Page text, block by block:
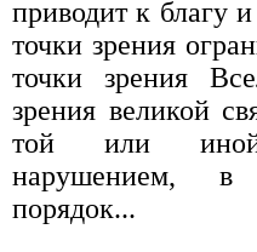
приводит к благу
точки зрения
точки зрения
зрения великой
той или
нарушением, в
порядок...